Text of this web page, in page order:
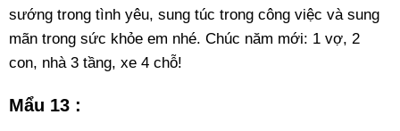
sướng trong tình yêu, sung túc trong công việc và sung
mãn trong sức khỏe em nhé. Chúc năm mới: 1 vợ, 2
con, nhà 3 tầng, xe 4 chỗ!
Mẩu 13 :